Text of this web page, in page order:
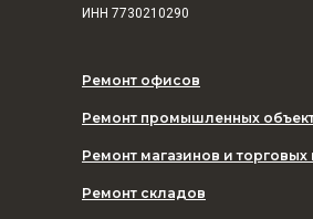
ИНН 7730210290
Ремонт офисов
Ремонт промышленных
Ремонт магазинов и торговых
Ремонт складов